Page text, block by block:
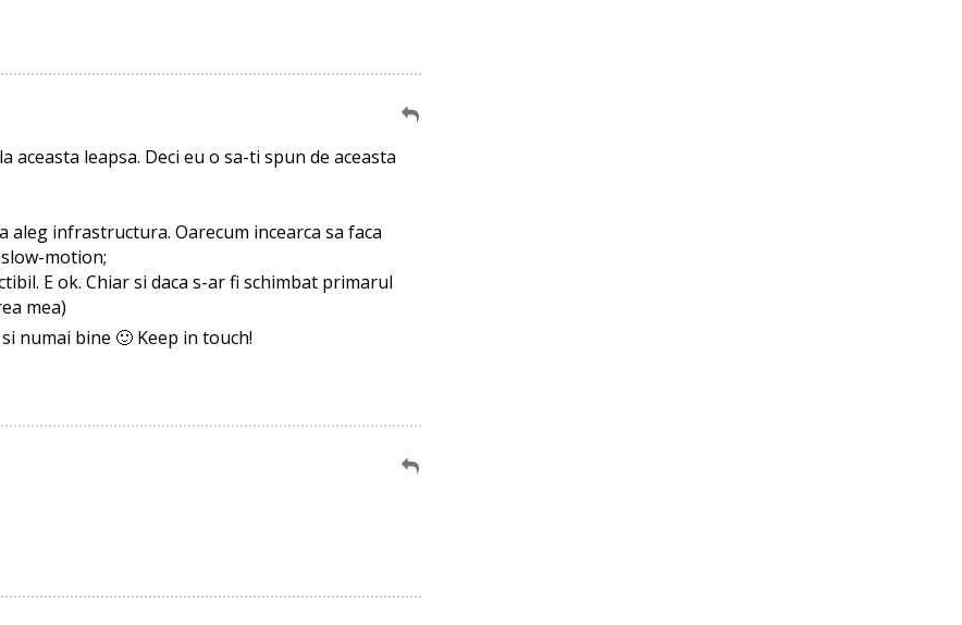
aceasta leapsa. Deci eu o sa-ti spun de aceasta
aleg infrastructura. Oarecum incearca sa faca
motion;
E ok. Chiar si daca s-ar fi schimbat primarul
mea)
numai bine 🙂 Keep in touch!